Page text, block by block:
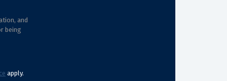
and
being
apply.